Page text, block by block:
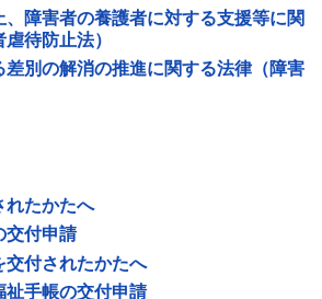
、障害者の養護者に対する支援等に関
待防止法）
差別の解消の推進に関する法律（障害
れたかたへ
交付申請
交付されたかたへ
祉手帳の交付申請